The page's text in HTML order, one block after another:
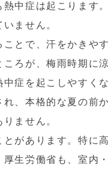
中症は起こります。
ません。
とで、汗をかきや
ろが、梅雨時期に
症を起こしやすく
、本格的な夏の前
ません。
があります。特に
生労働省も、室内